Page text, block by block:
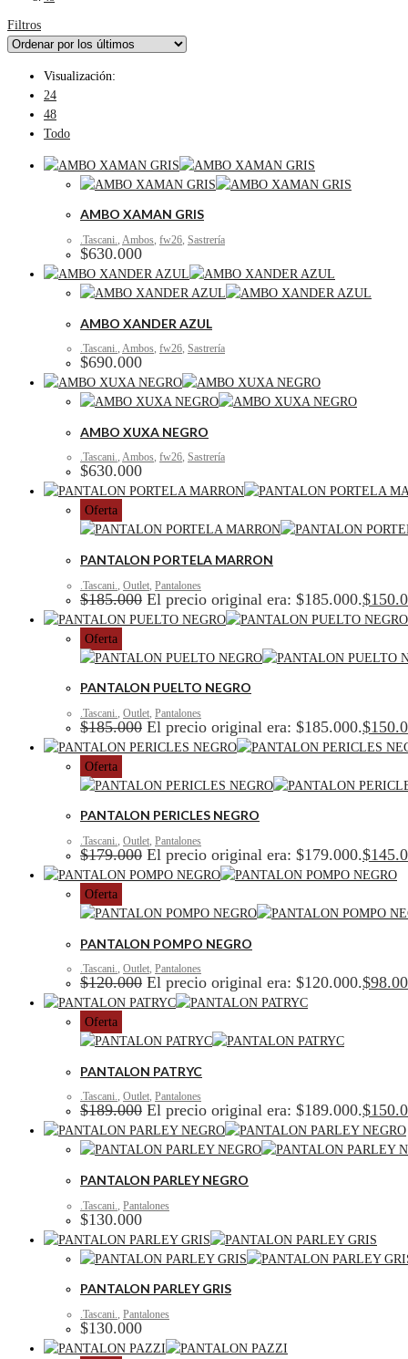
Filtros
Visualización:
24
48
Todo
AMBO XAMAN GRIS
.Tascani., Ambos, fw26, Sastrería
$630.000
AMBO XANDER AZUL
.Tascani., Ambos, fw26, Sastrería
$690.000
AMBO XUXA NEGRO
.Tascani., Ambos, fw26, Sastrería
$630.000
Oferta
PANTALON PORTELA MARRON
.Tascani. Outlet Pantalones
$185.000 El precio original era: $185.000.$
Oferta
PANTALON PUELTO NEGRO
.Tascani., Outlet, Pantalones
$185.000 El precio original era: $185.000.$
Oferta
PANTALON PERICLES NEGRO
.Tascani., Outlet, Pantalones
$179.000 El precio original era: $179.000.$
Oferta
PANTALON POMPO NEGRO
.Tascani., Outlet, Pantalones
$120.000 El precio original era: $120.000.$
Oferta
PANTALON PATRYC
.Tascani., Outlet, Pantalones
$189.000 El precio original era: $189.000.$
PANTALON PARLEY NEGRO
.Tascani. Pantalones
$130.000
PANTALON PARLEY GRIS
.Tascani., Pantalones
$130.000